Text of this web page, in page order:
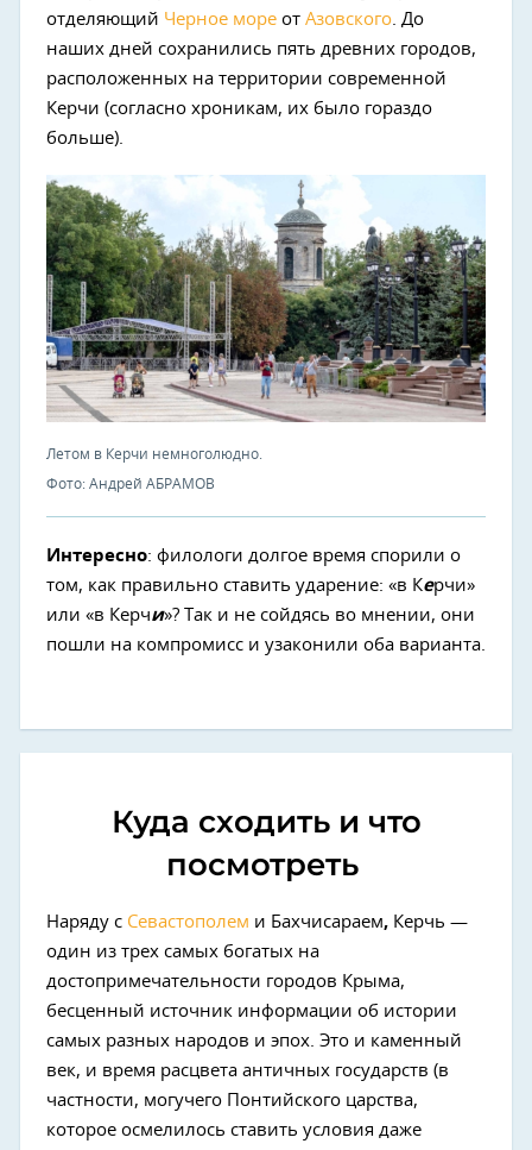
отделяющий Черное море от Азовского. До
наших дней сохранились пять древних городов,
расположенных на территории современной
Керчи (согласно хроникам, их было гораздо
больше).
Летом в Керчи немноголюдно.
Фото: Андрей АБРАМОВ
Интересно: филологи долгое время спорили о
том, как правильно ставить ударение: «в Керчи»
или «в Керчи»? Так и не сойдясь во мнении, они
пошли на компромисс и узаконили оба варианта.
Куда сходить и что
посмотреть
Наряду с Севастополем и Бахчисараем, Керчь —
один из трех самых богатых на
достопримечательности городов Крыма,
бесценный источник информации об истории
самых разных народов и эпох. Это и каменный
век, и время расцвета античных государств (в
частности, могучего Понтийского царства,
которое осмелилось ставить условия даже